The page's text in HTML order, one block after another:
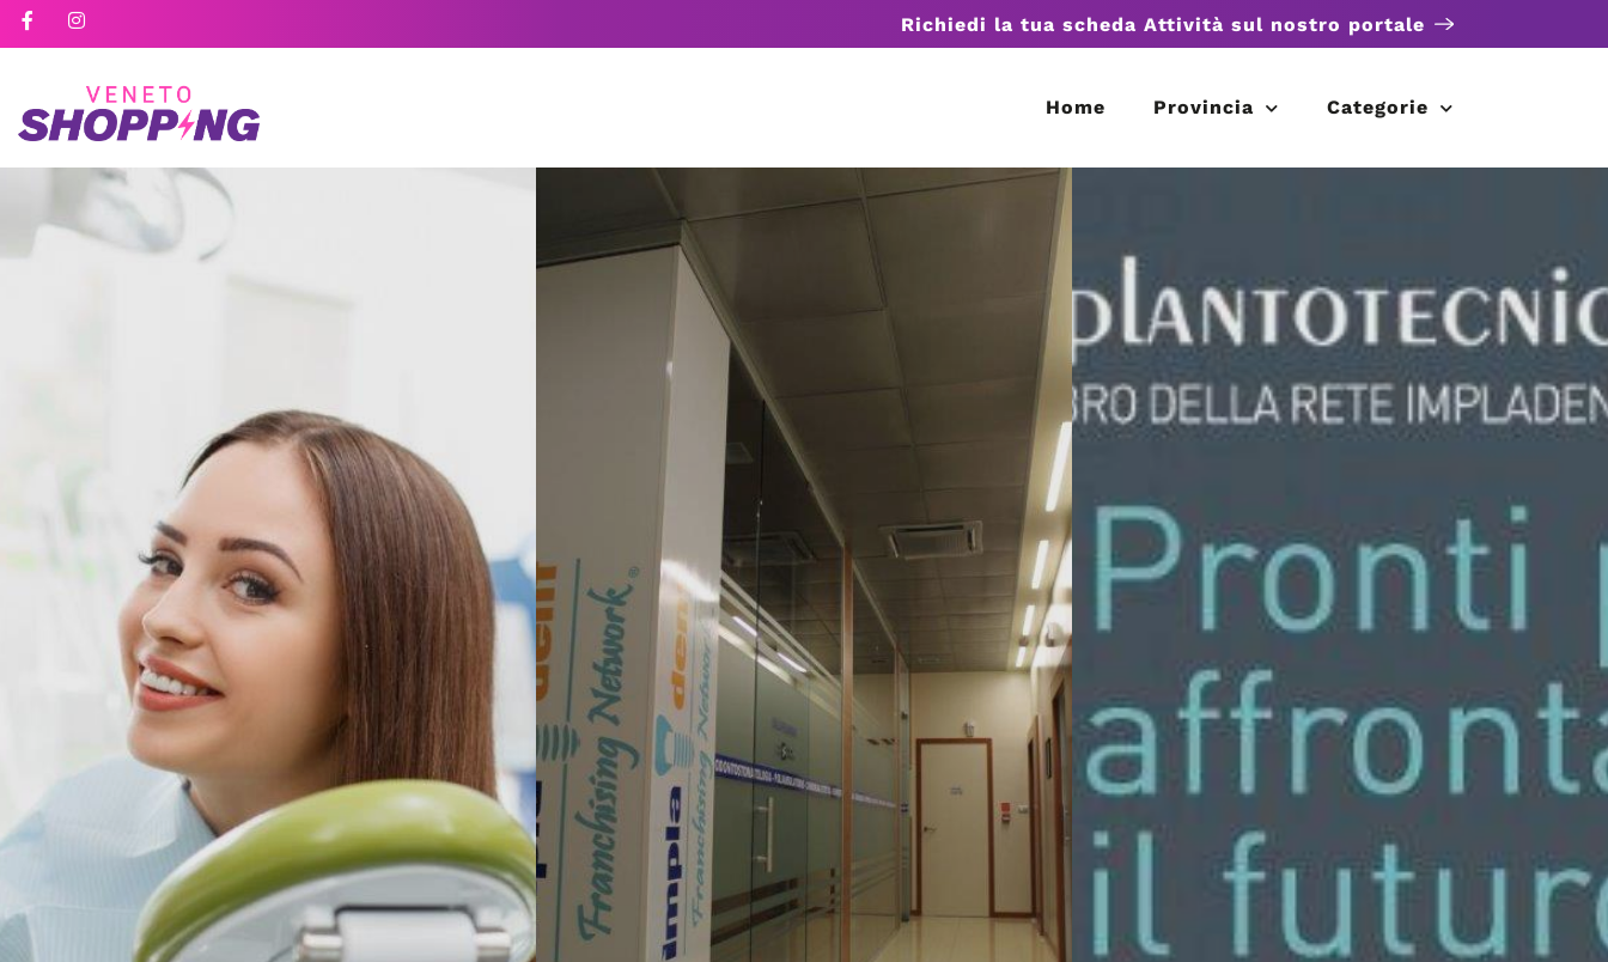
Richiedi la tua scheda Attività sul nostro portale
Home Provincia Categorie